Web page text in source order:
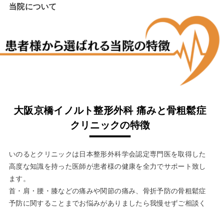
当院について
大阪京橋イノルト整形外科 痛みと骨粗鬆症
クリニックの特徴
いのるとクリニックは日本整形外科学会認定専門医を取得した
高度な知識を持った医師が患者様の健康を全力でサポート致し
ます。
首・肩・腰・膝などの痛みや関節の痛み、骨折予防の骨粗鬆症
予防に関することまでお悩みがありましたら我慢せずご相談く